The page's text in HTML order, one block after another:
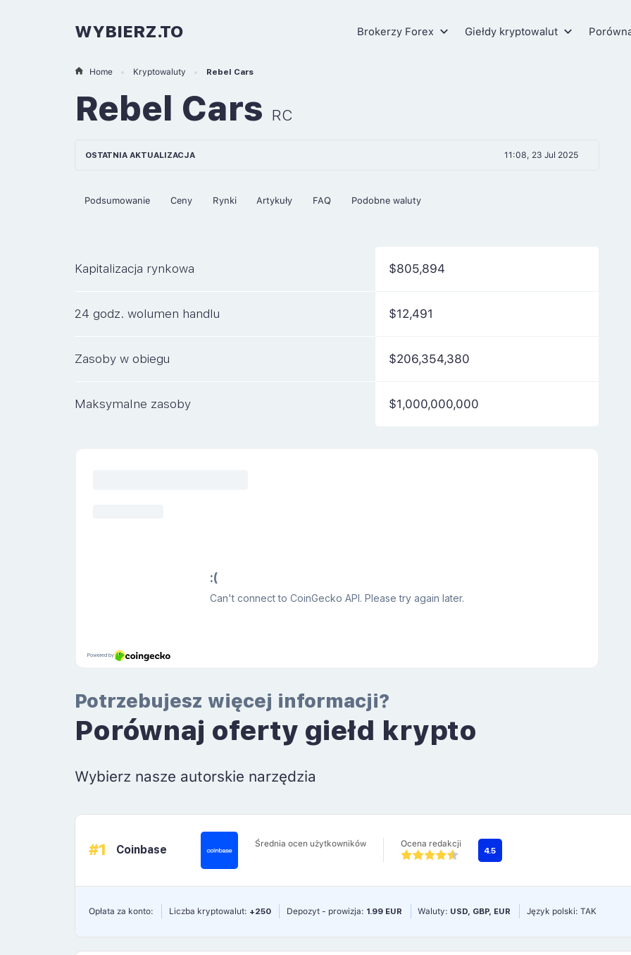
WYBIERZ.TO Brokerzy Forex Giełdy kryptowalut
Home Kryptowaluty Rebel Cars
Rebel Cars RC
OSTATNIA AKTUALIZACJA 11:08, 23 Jul 2025
Podsumowanie Ceny Rynki Artykuły FAQ Podobne waluty
Kapitalizacja rynkowa $805,894
24 godz. wolumen handlu $12,491
Zasoby w obiegu $206,354,380
Maksymalne zasoby $1,000,000,000
Potrzebujesz więcej informacji?
Porównaj oferty giełd krypto
Wybierz nasze autorskie narzędzia
#1 Coinbase Średnia ocen użytkowników Ocena redakcji
4.5
Opłata za konto: Liczba kryptowalut: +250 Depozyt - prowizja: 1.99 EUR Waluty: USD, GBP, EUR Język polski: TAK